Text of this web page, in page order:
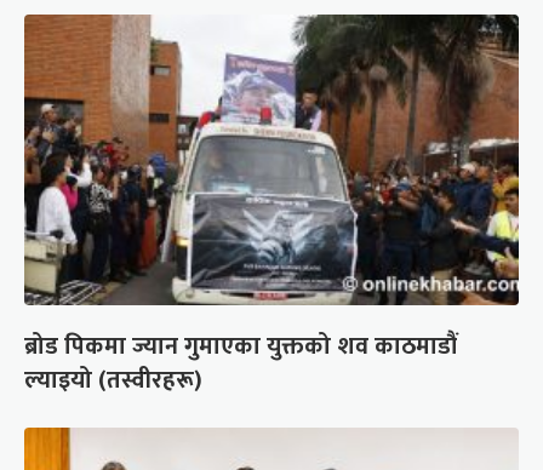
ब्रोड पिकमा ज्यान गुमाएका युक्तको शव काठमाडौं
ल्याइयो (तस्वीरहरू)